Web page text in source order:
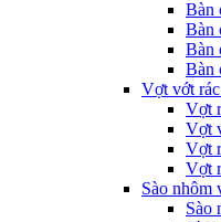
Bàn
Bàn
Bàn
Bàn
Vợt vớt
Vợt
Vợt
Vợt
Vợt
Sào nhôm
Sào